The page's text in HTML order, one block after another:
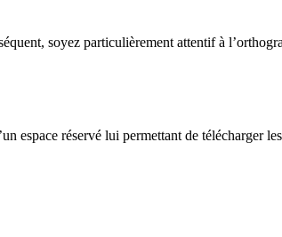
soyez particulièrement attentif à
espace réservé lui permettant de télécharger